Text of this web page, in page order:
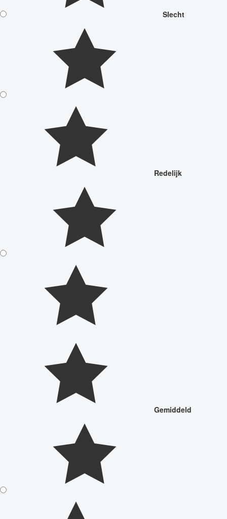
Slecht
Redelijk
Gemiddeld